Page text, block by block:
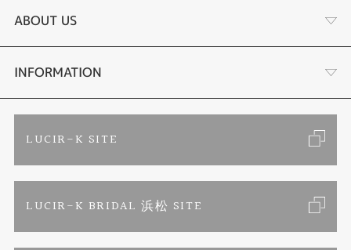
婚約指輪
結婚指輪
ブランドリスト
オーダーメイド専用サイト
SORA
リフォーム
金・プラチナ買取り
金属アレルギーお悩み相談
プロポーズ相談室
ABOUT US
会社概要
お客様の声
INFORMATION
LUCIR-K SITE
LUCIR-K BRIDAL 浜松 SITE